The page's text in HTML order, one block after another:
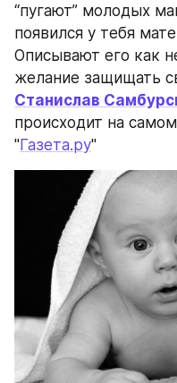
“пугают” молодых
появился у тебя
Описывают его как
желание защищать
Станислав
происходит на
"Газета.ру"